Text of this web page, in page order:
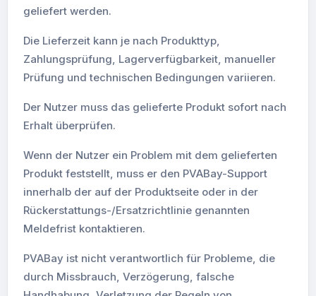
geliefert werden.
Die Lieferzeit kann je nach Produkttyp,
Zahlungsprüfung, Lagerverfügbarkeit, manueller
Prüfung und technischen Bedingungen variieren.
Der Nutzer muss das gelieferte Produkt sofort nach
Erhalt überprüfen.
Wenn der Nutzer ein Problem mit dem gelieferten
Produkt feststellt, muss er den PVABay-Support
innerhalb der auf der Produktseite oder in der
Rückerstattungs-/Ersatzrichtlinie genannten
Meldefrist kontaktieren.
PVABay ist nicht verantwortlich für Probleme, die
durch Missbrauch, Verzögerung, falsche